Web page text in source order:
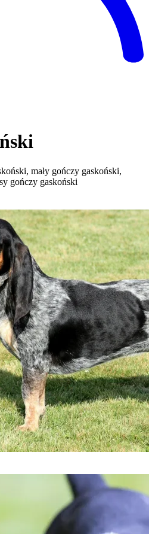
mały gończy gaskoński,
gończy gaskoński